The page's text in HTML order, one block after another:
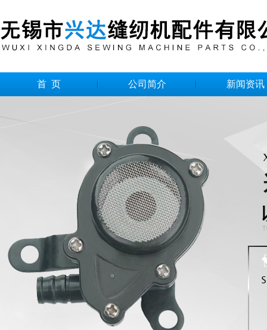
首 页 公司简介 新闻资讯